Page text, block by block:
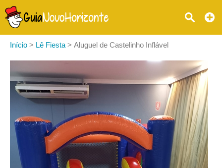
Início > Lê Fiesta > Aluguel de Castelinho Inflável